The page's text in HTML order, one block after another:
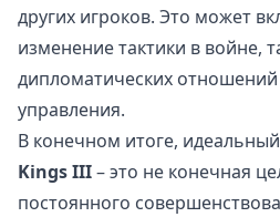
других игроков. Это может
изменение тактики в войне,
дипломатических
управления.
В конечном итоге,
Kings III– это не конечная
постоянного